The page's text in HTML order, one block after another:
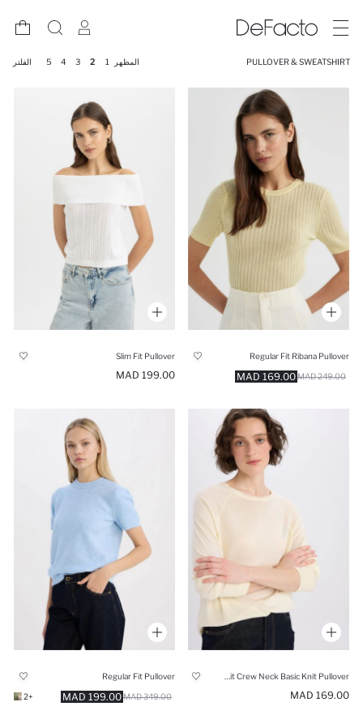
PULLOVER & SWEATSHIRT المظهر 1
2
3
4
5 الفلتر
Regular Fit Ribana Pullover
169.00 MAD 249.00 MAD
Slim Fit Pullover
199.00 MAD
169.00 MAD
Regular Fit Pullover
199.00 MAD 349.00 MAD
+2